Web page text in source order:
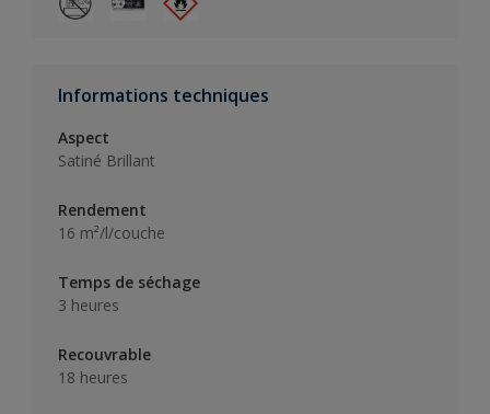
Informations techniques
Aspect
Satiné Brillant
Rendement
16 m²/l/couche
Temps de séchage
3 heures
Recouvrable
18 heures